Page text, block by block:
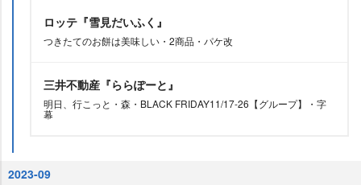
ロッテ『雪見だいふく』
つきたてのお餅は美味しい・2商品・パケ改
三井不動産『ららぽーと』
明日、行こっと・森・BLACK FRIDAY11/17-26【グループ】・字
幕
2023-09